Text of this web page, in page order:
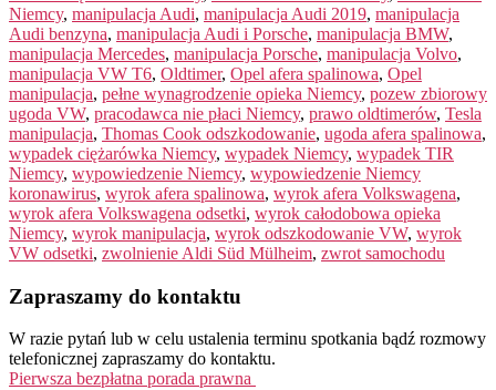
Niemcy, manipulacja Audi, manipulacja Audi 2019, manipulacja
Audi benzyna, manipulacja Audi i Porsche, manipulacja BMW,
manipulacja Mercedes, manipulacja Porsche, manipulacja Volvo,
manipulacja VW T6, Oldtimer, Opel afera spalinowa, Opel
manipulacja, pełne wynagrodzenie opieka Niemcy, pozew zbiorowy
ugoda VW, pracodawca nie płaci Niemcy, prawo oldtimerów, Tesla
manipulacja, Thomas Cook odszkodowanie, ugoda afera spalinowa,
wypadek ciężarówka Niemcy, wypadek Niemcy, wypadek TIR
Niemcy, wypowiedzenie Niemcy, wypowiedzenie Niemcy
koronawirus, wyrok afera spalinowa, wyrok afera Volkswagena,
wyrok afera Volkswagena odsetki, wyrok całodobowa opieka
Niemcy, wyrok manipulacja, wyrok odszkodowanie VW, wyrok
VW odsetki, zwolnienie Aldi Süd Mülheim, zwrot samochodu
Zapraszamy do kontaktu
W razie pytań lub w celu ustalenia terminu spotkania bądź rozmowy
telefonicznej zapraszamy do kontaktu.
Pierwsza bezpłatna porada prawna